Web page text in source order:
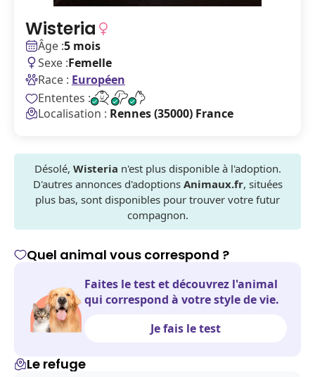
Wisteria
Âge :5 mois
Sexe :Femelle
Race : Européen
Ententes :
Localisation : Rennes (35000) France
Désolé, Wisteria n'est plus disponible à l'adoption.
D'autres annonces d'adoptions Animaux.fr, situées
plus bas, sont disponibles pour trouver votre futur
compagnon.
Quel animal vous correspond ?
Faites le test et découvrez l'animal
qui correspond à votre style de vie.
Je fais le test
Le refuge